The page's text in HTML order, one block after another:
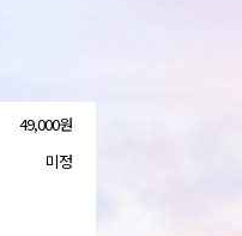
49,000원
미정